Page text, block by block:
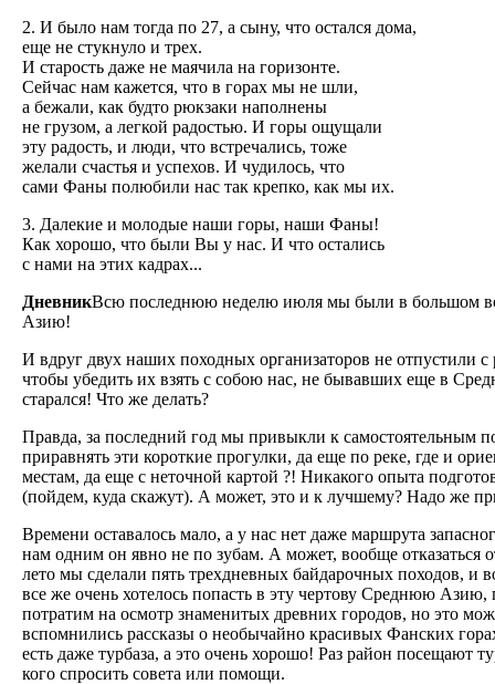
2. И было нам тогда по 27, а сыну, что остался дома,
еще не стукнуло и трех.
И старость даже не маячила на горизонте.
Сейчас нам кажется, что в горах мы не шли,
а бежали, как будто рюкзаки наполнены
не грузом, а легкой радостью. И горы ощущали
эту радость, и люди, что встречались, тоже
желали счастья и успехов. И чудилось, что
сами Фаны полюбили нас так крепко, как мы их.
3. Далекие и молодые наши горы, наши Фаны!
Как хорошо, что были Вы у нас. И что остались
с нами на этих кадрах...
ДневникВсю последнюю неделю июля мы были в большом
Азию!
И вдруг двух наших походных организаторов не отпустили
чтобы убедить их взять с собою нас, не бывавших еще в
старался! Что же делать?
Правда, за последний год мы привыкли к самостоятельным
приравнять эти короткие прогулки, да еще по реке, где и
местам, да еще с неточной картой ?! Никакого опыта
(пойдем, куда скажут). А может, это и к лучшему? Надо же
Времени оставалось мало, а у нас нет даже маршрута
нам одним он явно не по зубам. А может, вообще отказаться
лето мы сделали пять трехдневных байдарочных походов, и
все же очень хотелось попасть в эту чертову Среднюю
потратим на осмотр знаменитых древних городов, но это
вспомнились рассказы о необычайно красивых Фанских
есть даже турбаза, а это очень хорошо! Раз район посещают
кого спросить совета или помощи.